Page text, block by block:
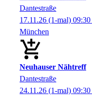
Dantestraße
17.11.26 (1-mal) 09:30
München
Neuhauser Nähtreff
Dantestraße
24.11.26 (1-mal) 09:30